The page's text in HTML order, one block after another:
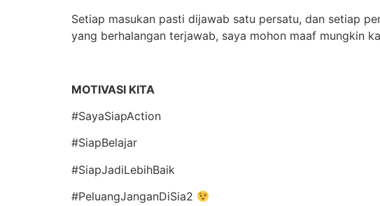
Setiap masukan pasti dijawab satu persatu, dan setiap
yang berhalangan terjawab, saya mohon maaf mungkin
MOTIVASI KITA
#SayaSiapAction
#SiapBelajar
#SiapJadiLebihBaik
#PeluangJanganDiSia2